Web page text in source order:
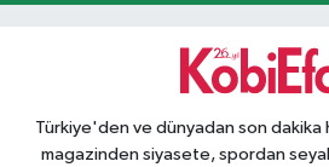
Türkiye'den ve dünyadan son dakika
magazinden siyasete, spordan